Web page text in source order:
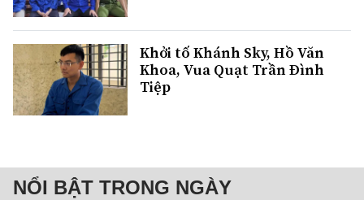
Khởi tố Khánh Sky, Hồ Văn
Khoa, Vua Quạt Trần Đình
Tiệp
NỔI BẬT TRONG NGÀY